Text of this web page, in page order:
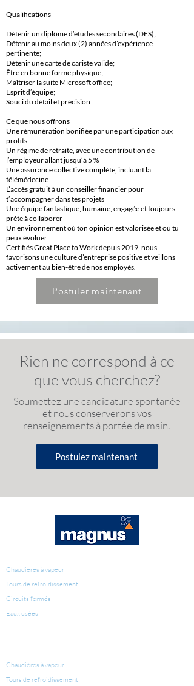
Qualifications
Détenir un diplôme d’études secondaires (DES);
Détenir au moins deux (2) années d’expérience
pertinente;
Détenir une carte de cariste valide;
Être en bonne forme physique;
Maîtriser la suite Microsoft office;
Esprit d’équipe;
Souci du détail et précision
Ce que nous offrons
Une rémunération bonifiée par une participation aux
profits
Un régime de retraite, avec une contribution de
l’employeur allant jusqu’à 5 %
Une assurance collective complète, incluant la
télémédecine
L’accès gratuit à un conseiller financier pour
t’accompagner dans tes projets
Une équipe fantastique, humaine, engagée et toujours
prête à collaborer
Un environnement où ton opinion est valorisée et où tu
peux évoluer
Certifiés Great Place to Work depuis 2019, nous
favorisons une culture d’entreprise positive et veillons
activement au bien-être de nos employés.
Postuler maintenant
Rien ne correspond à ce
que vous cherchez?
Soumettez une candidature spontanée
et nous conserverons vos
renseignements à portée de main.
Postulez maintenant
Chaudières à vapeur
Tours de refroidissement
Circuits fermés
Eaux usées
Chaudières à vapeur
Tours de refroidissement